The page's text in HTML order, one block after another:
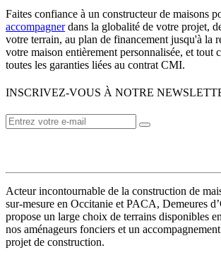
Faites confiance à un constructeur de maisons
accompagnerdans la globalité de votre projet,
votre terrain, au plan de financement jusqu'à la
votre maison entièrement personnalisée, et tout
toutes les garanties liées au contrat CMI.
INSCRIVEZ-VOUS À NOTRE
Acteur incontournable de la construction de
sur-mesure en Occitanie et PACA, Demeures
propose un large choix de terrains disponibles
nos aménageurs fonciers et un
projet de construction.